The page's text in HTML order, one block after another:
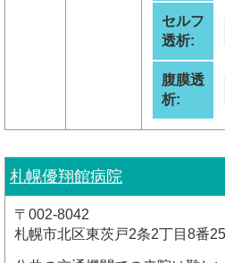
セルフ
透析:
腹膜透
析:
札幌優翔館病院
〒002-8042
札幌市北区東茨戸2条2丁目8番